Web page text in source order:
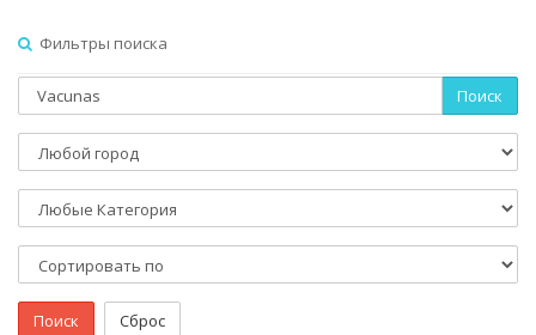
Фильтры поиска
Поиск
Поиск Сброс